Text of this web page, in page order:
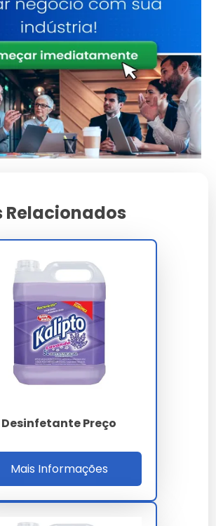
Eucalipto
suas propriedades refrescantes, o
eucalipto é perfeito para ambientes
de frescor constante.
Neutro
5L neutro é ideal para quem prefere
o Melhor
5L
seleção
Lysoform, Urca e Azulim oferecem
de desinfetantes 5L. Comparar
é essencial para a melhor
Relacionados
Desinfetante Preço
Mais Informações